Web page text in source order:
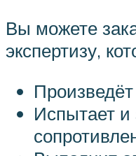
Вы можете
экспертизу,
Испытает и